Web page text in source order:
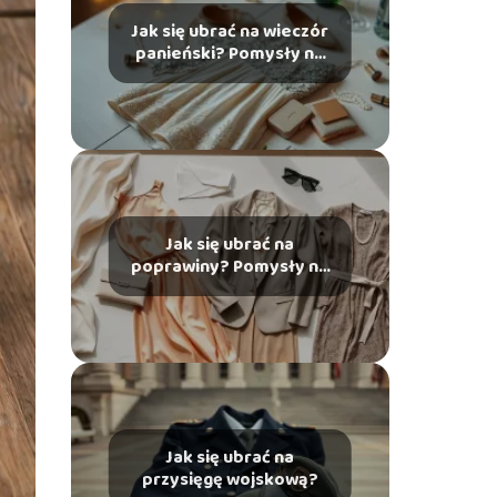
Jak się ubrać na wieczór
panieński? Pomysły na
stylizacje
Jak się ubrać na
poprawiny? Pomysły na
stylizacje
Jak się ubrać na
przysięgę wojskową?